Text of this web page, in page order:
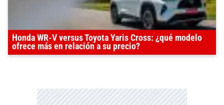
Honda WR-V versus Toyota Yaris Cross: ¿qué modelo
ofrece más en relación a su precio?